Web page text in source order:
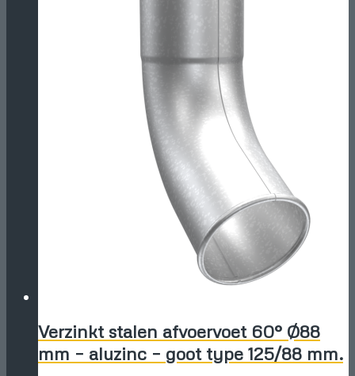
Verzinkt stalen afvoervoet 60° Ø88
mm – aluzinc – goot type 125/88 mm.